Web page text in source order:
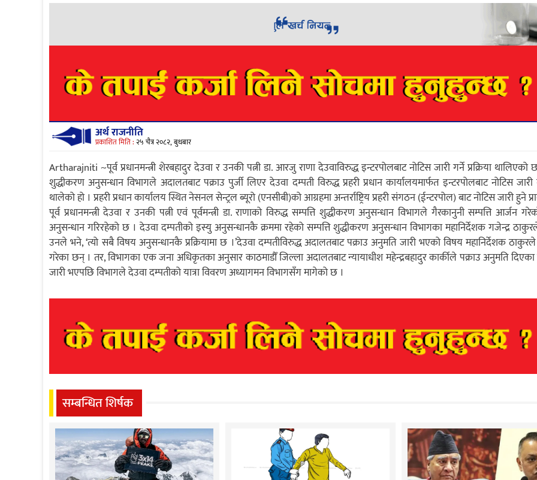
अर्थ राजनीति
प्रकाशित मिति : २५ चैत्र २०८२, बुधबार
Artharajniti ~पूर्व प्रधानमन्त्री शेरबहादुर देउवा र उनकी पत्नी डा. आरजु राणा देउवाविरुद्ध इन्टरपोलबाट नोटिस जारी गर्ने प्रक्रिया थालिएको
शुद्धीकरण अनुसन्धान विभागले अदालतबाट पक्राउ पुर्जी लिएर देउवा दम्पती विरुद्ध प्रहरी प्रधान कार्यालयमार्फत इन्टरपोलबाट नोटिस जारी
थालेको हो । प्रहरी प्रधान कार्यालय स्थित नेसनल सेन्ट्रल ब्यूरो (एनसीबी)को आग्रहमा अन्तर्राष्ट्रिय प्रहरी संगठन (ईन्टरपोल) बाट नोटिस जारी हुने
पूर्व प्रधानमन्त्री देउवा र उनकी पत्नी एवं पूर्वमन्त्री डा. राणाको विरुद्ध सम्पत्ति शुद्धीकरण अनुसन्धान विभागले गैरकानुनी सम्पत्ति आर्जन
अनुसन्धान गरिरहेको छ । देउवा दम्पतीको इस्यु अनुसन्धानकै क्रममा रहेको सम्पत्ति शुद्धीकरण अनुसन्धान विभागका महानिर्देशक गजेन्द्र
उनले भने, ‘त्यो सबै विषय अनुसन्धानकै प्रक्रियामा छ ।’देउवा दम्पतीविरुद्ध अदालतबाट पक्राउ अनुमति जारी भएको विषय महानिर्देशक
गरेका छन् । तर, विभागका एक जना अधिकृतका अनुसार काठमाडौँ जिल्ला अदालतबाट न्यायाधीश महेन्द्रबहादुर कार्कीले पक्राउ अनुमति दिएका
जारी भएपछि विभागले देउवा दम्पतीको यात्रा विवरण अध्यागमन विभागसँग मागेको छ ।
सम्बन्धित शिर्षक